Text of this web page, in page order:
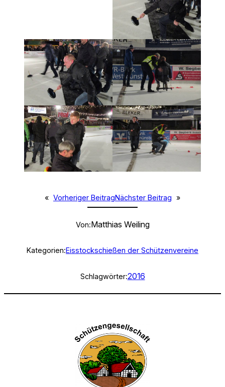
« Vorheriger BeitragNächster Beitrag »
Von:Matthias Weiling
Kategorien:Eisstockschießen der Schützenvereine
Schlagwörter:2016